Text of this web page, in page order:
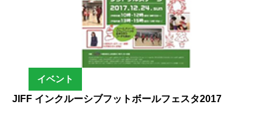
イベント
JIFF インクルーシブフットボールフェスタ2017